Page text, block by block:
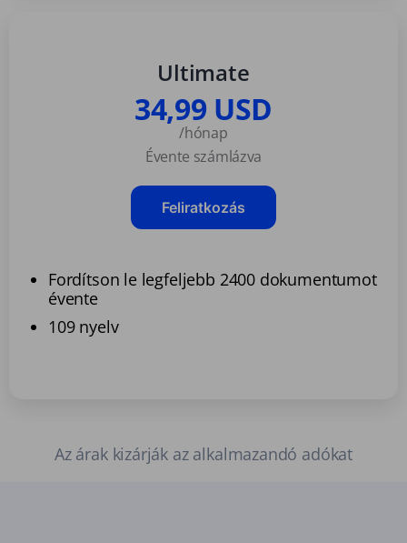
Ultimate
34,99 USD
/hónap
Évente számlázva
Feliratkozás
Fordítson le legfeljebb 2400 dokumentumot
évente
109 nyelv
Az árak kizárják az alkalmazandó adókat